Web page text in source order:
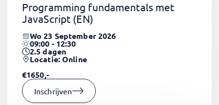
Programming fundamentals met
JavaScript (EN)
Wo 23 September 2026
09:00 - 12:30
2.5dagen
Locatie: Online
€1650,-
Inschrijven